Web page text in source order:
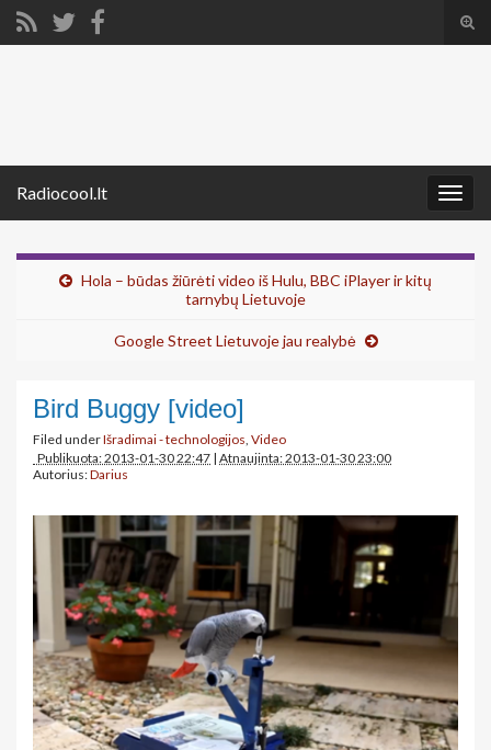
Radiocool.lt
Hola – būdas žiūrėti video iš Hulu, BBC iPlayer ir kitų
tarnybų Lietuvoje
Google Street Lietuvoje jau realybė
Bird Buggy [video]
Filed underIšradimai - technologijos, Video
Publikuota: 2013-01-30 22:47 | Atnaujinta: 2013-01-30 23:00
Autorius:Darius